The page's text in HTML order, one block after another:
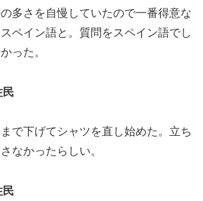
多さを自慢していたので一番得意な
ペイン語と。質問をスペイン語でし
った。
民
で下げてシャツを直し始めた。立ち
なかったらしい。
民